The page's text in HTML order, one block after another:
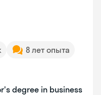
8 лет опыта
degree in business